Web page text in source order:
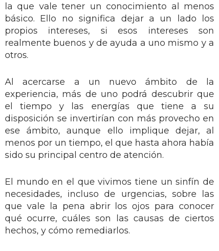
la que vale tener un conocimiento al menos
básico. Ello no significa dejar a un lado los
propios intereses, si esos intereses son
realmente buenos y de ayuda a uno mismo y a
otros.
Al acercarse a un nuevo ámbito de la
experiencia, más de uno podrá descubrir que
el tiempo y las energías que tiene a su
disposición se invertirían con más provecho en
ese ámbito, aunque ello implique dejar, al
menos por un tiempo, el que hasta ahora había
sido su principal centro de atención.
El mundo en el que vivimos tiene un sinfín de
necesidades, incluso de urgencias, sobre las
que vale la pena abrir los ojos para conocer
qué ocurre, cuáles son las causas de ciertos
hechos, y cómo remediarlos.